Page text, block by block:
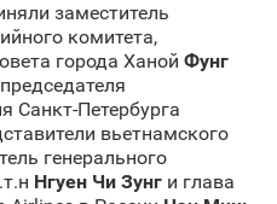
заместитель
комитета,
города Ханой Фунг
Санкт‑Петербурга
вьетнамского
генерального
Нгуен Чи Зунг и глава